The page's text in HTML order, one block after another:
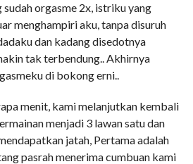
orgasme 2x, istriku yang
menghampiri aku, tanpa disuruh
dan kadang disedotnya
tak terbendung.. Akhirnya
di bokong erni..
menit, kami melanjutkan kembali
menjadi 3 lawan satu dan
jatah, Pertama adalah
pasrah menerima cumbuan kami